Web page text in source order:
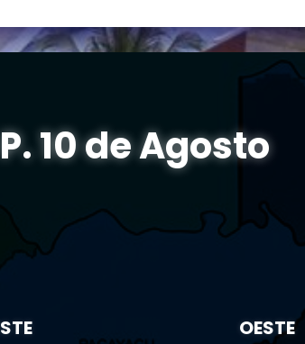
10 de Agosto
OESTE